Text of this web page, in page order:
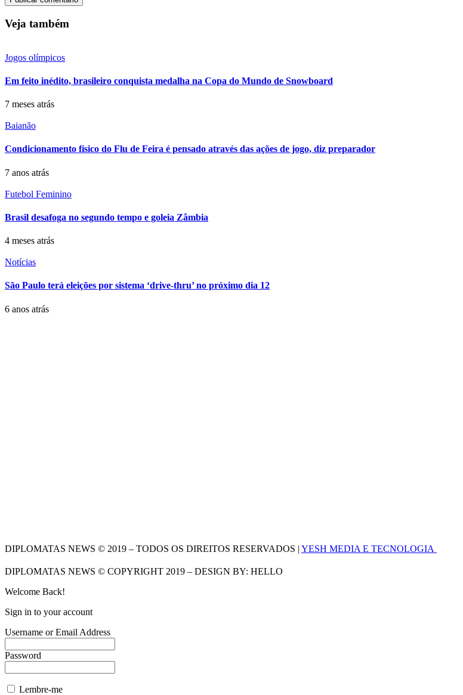
Veja também
Jogos olímpicos
Em feito inédito, brasileiro conquista medalha na Copa do Mundo de Snowboard
7 meses atrás
Baianão
Condicionamento físico do Flu de Feira é pensado através das ações de jogo, diz preparador
7 anos atrás
Futebol Feminino
Brasil desafoga no segundo tempo e goleia Zâmbia
4 meses atrás
Notícias
São Paulo terá eleições por sistema ‘drive-thru’ no próximo dia 12
6 anos atrás
DIPLOMATAS NEWS © 2019 – TODOS OS DIREITOS RESERVADOS | YESH MEDIA E TECNOLOGIA
DIPLOMATAS NEWS © COPYRIGHT 2019 – DESIGN BY: HELLO
Welcome Back!
Sign in to your account
Username or Email Address
Password
Lembre-me